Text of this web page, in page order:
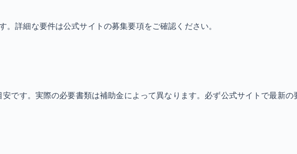
。詳細な要件は公式サイトの募集要項をご確認ください。
です。実際の必要書類は補助金によって異なります。必ず公式サイトで最新の